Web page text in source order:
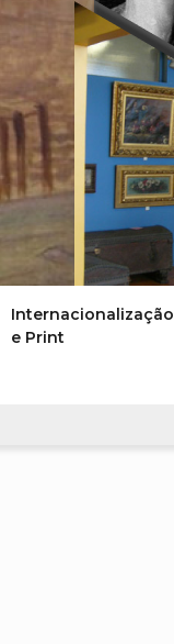
Internacionalização
e Print